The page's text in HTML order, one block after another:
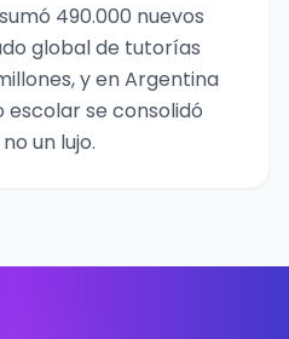
490.000 nuevos
global de tutorías
y en Argentina
se consolidó
un lujo.